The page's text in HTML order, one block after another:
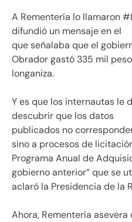
A Rementería lo llamaron
difundió un mensaje en el
que señalaba que el
Obrador gastó 335 mil
longaniza.
Y es que los internautas le
descubrir que los datos
publicados no
sino a procesos de
Programa Anual de
gobierno anterior” que se
aclaró la Presidencia de la
Ahora, Rementería